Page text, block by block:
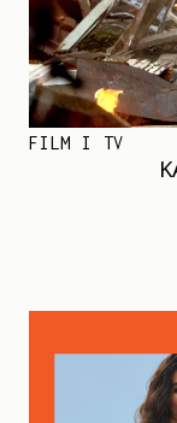
FILM I TV